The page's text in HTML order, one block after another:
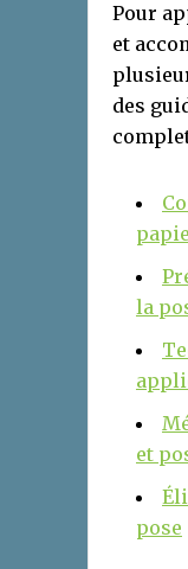
Pour
et
des
la
et
pose